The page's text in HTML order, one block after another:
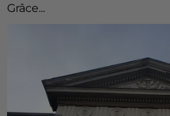
Grâce...